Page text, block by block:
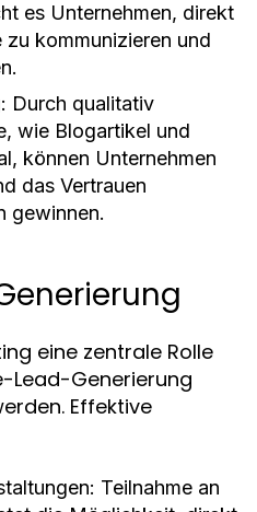
es Unternehmen, direkt
kommunizieren und
Durch qualitativ
wie Blogartikel und
können Unternehmen
das Vertrauen
gewinnen.
eine zentrale Rolle
Lead-Generierung
Effektive
Teilnahme an